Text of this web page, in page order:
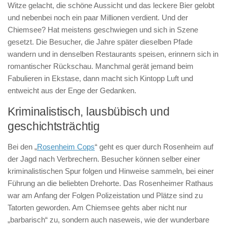
Witze gelacht, die schöne Aussicht und das leckere Bier gelobt
und nebenbei noch ein paar Millionen verdient. Und der
Chiemsee? Hat meistens geschwiegen und sich in Szene
gesetzt. Die Besucher, die Jahre später dieselben Pfade
wandern und in denselben Restaurants speisen, erinnern sich in
romantischer Rückschau. Manchmal gerät jemand beim
Fabulieren in Ekstase, dann macht sich Kintopp Luft und
entweicht aus der Enge der Gedanken.
Kriminalistisch, lausbübisch und
geschichtsträchtig
Bei den „Rosenheim Cops“ geht es quer durch Rosenheim auf
der Jagd nach Verbrechern. Besucher können selber einer
kriminalistischen Spur folgen und Hinweise sammeln, bei einer
Führung an die beliebten Drehorte. Das Rosenheimer Rathaus
war am Anfang der Folgen Polizeistation und Plätze sind zu
Tatorten geworden. Am Chiemsee gehts aber nicht nur
„barbarisch“ zu, sondern auch naseweis, wie der wunderbare